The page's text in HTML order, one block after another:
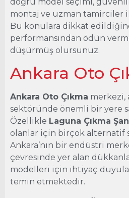
montaj ve uzman tamirciler
Bu konulara dikkat
performansından ödün
düşürmüş olursunuz.
Ankara Oto
Ankara Oto Çıkma merkezi,
sektöründe önemli bir yere
Özellikle Laguna Çıkma
olanlar için birçok alternatif
Ankara’nın bir endüstri
çevresinde yer alan
modelleri için ihtiyaç
temin etmektedir.